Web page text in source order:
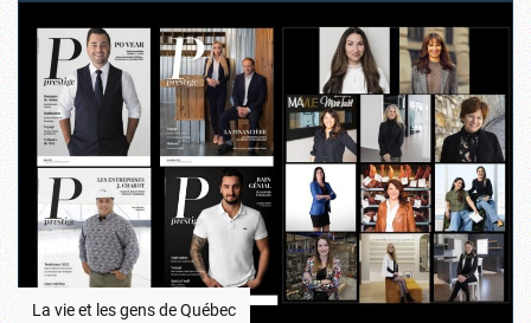
La vie et les gens de Québec